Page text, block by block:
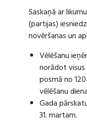
Saskaņā ar
(partijas)
novēršanas un
Vēlēšanu
norādot visus
posmā no
vēlēšanu
Gada
31. martam.